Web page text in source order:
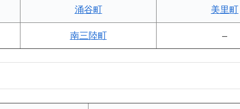
涌谷町 美里町
南三陸町 –